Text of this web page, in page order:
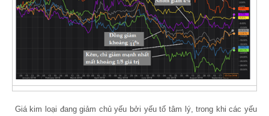
Giá kim loại đang giảm chủ yếu bởi yếu tố tâm lý, trong khi các yếu